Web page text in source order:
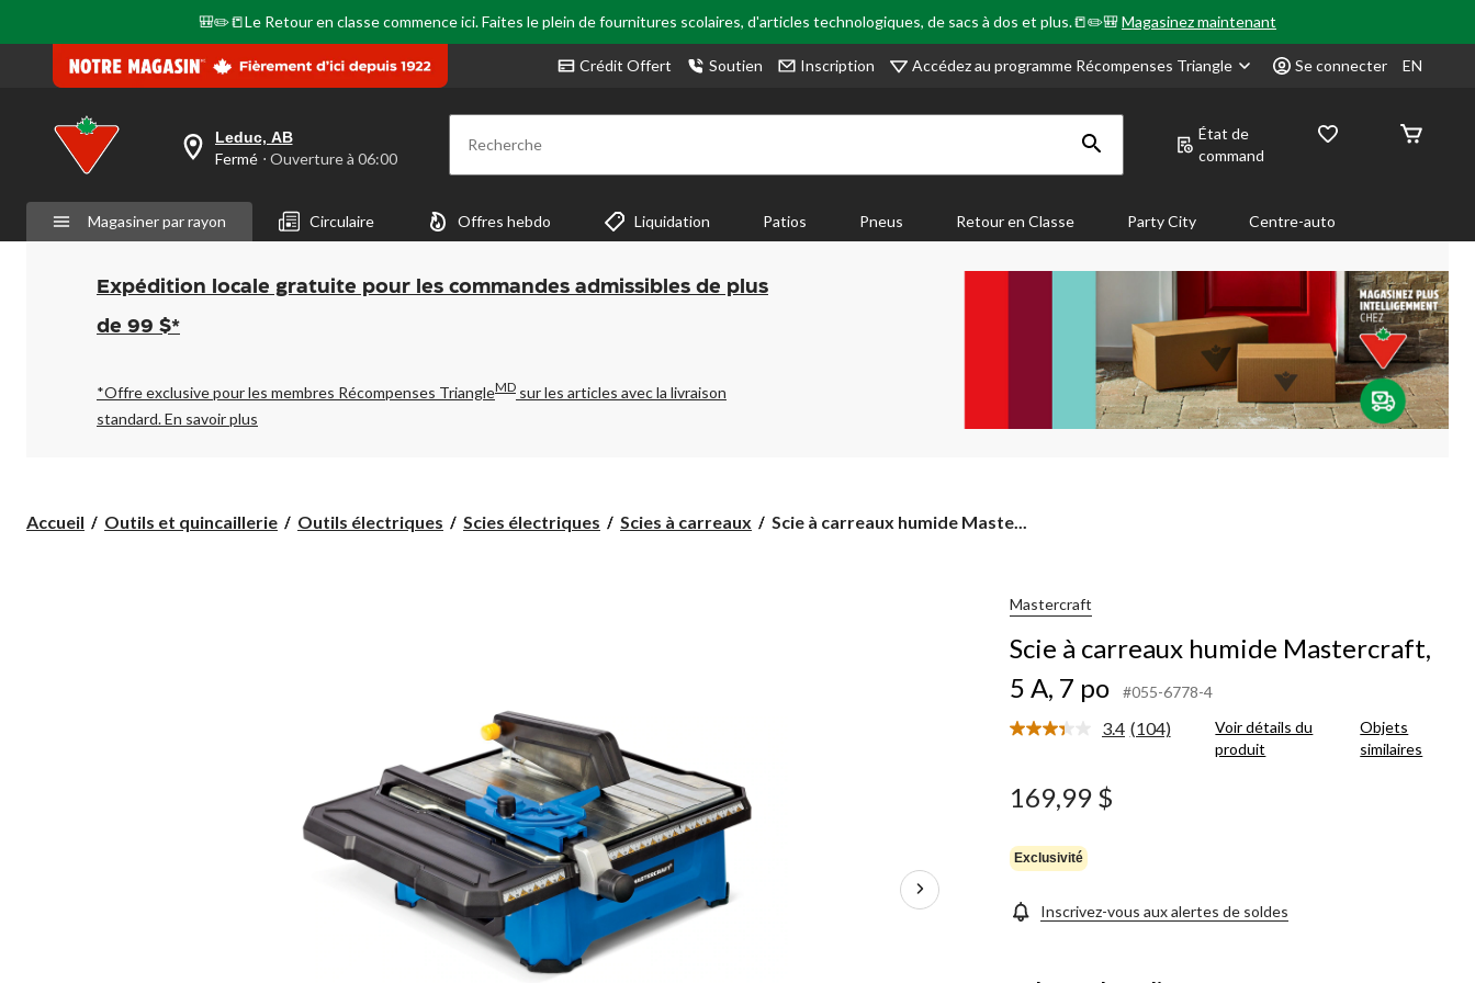
🎒✏️📒Le Retour en classe commence ici. Faites le plein de fournitures scolaires, d'articles technologiques, de sacs à dos et plus.📒✏️🎒Magasinez maintenant
Crédit Offert Soutien Inscription Accédez au programme Récompenses Triangle Se connecter EN
votre
est
Leduc,
AB,
Fermé,
Ouverture
à
pour
changer
Leduc, AB
Fermé ⋅ Ouverture à 06:00 Recherche
État de
command
Magasiner par rayon Circulaire Offres hebdo Liquidation Patios Pneus Retour en Classe Party City Centre-auto
Expédition locale gratuite pour les commandes admissibles de plus
de 99 $*
*Offre exclusive pour les membres Récompenses TriangleMD sur les articles avec la livraison
standard.En savoir plus
Accueil Outils et quincaillerie Outils électriques Scies électriques Scies à carreaux
Scie
Scie à carreaux humide Maste...
Mastercraft
Scie à carreaux humide Mastercraft,
5 A, 7 po
#055-6778-4
3.4 Lire
(104)
Voir détails du
produit
Objets
similaires
169,99 $
Exclusivité
Inscrivez-vous aux alertes de soldes
page.